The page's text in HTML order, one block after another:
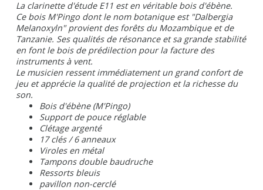
La clarinette d'étude E11 est en véritable bois d'ébène.
Ce bois M'Pingo dont le nom botanique est "Dalbergia
Melanoxyln" provient des forêts du Mozambique et de
Tanzanie. Ses qualités de résonance et sa grande stabilité
en font le bois de prédilection pour la facture des
instruments à vent.
Le musicien ressent immédiatement un grand confort de
jeu et apprécie la qualité de projection et la richesse du
son.
Bois d'ébène (M'Pingo)
Support de pouce réglable
Clétage argenté
17 clés / 6 anneaux
Viroles en métal
Tampons double baudruche
Ressorts bleuis
pavillon non-cerclé